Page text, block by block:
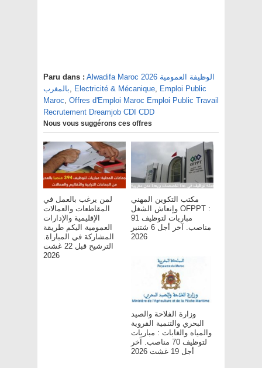
Paru dans : Alwadifa Maroc 2026 الوظيفة العمومية
بالمغرب, Electricité & Mécanique, Emploi Public
Maroc, Offres d'Emploi Maroc Emploi Public Travail
Recrutement Dreamjob CDI CDD
Nous vous suggérons ces offres
لمن يرغب بالعمل في
المقاطعات والعمالات
الإقليمية والإدارات
العمومية اليكم طريقة
المشاركة في المباراة.
الترشيح قبل 22 غشت
2026
مكتب التكوين المهني
وإنعاش الشغل OFPPT :
مباريات لتوظيف 91
مناصب. آخر أجل 6 شتنبر
2026
وزارة الفلاحة والصيد
البحري والتنمية القروية
والمياه والغابات : مباريات
لتوظيف 70 مناصب. آخر
أجل 19 غشت 2026